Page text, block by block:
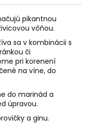
pikantnou
vôňou.
sa v kombinácii s
či
pri korenení
na víne, do
do marinád a
úpravou.
a ginu.